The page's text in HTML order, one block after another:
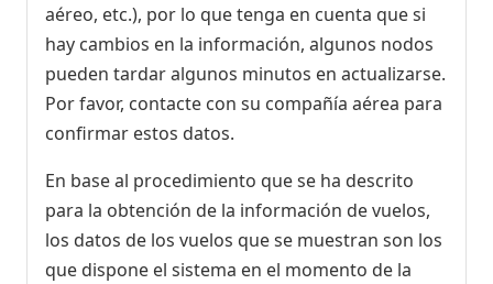
aéreo, etc.), por lo que tenga en cuenta que si
hay cambios en la información, algunos nodos
pueden tardar algunos minutos en actualizarse.
Por favor, contacte con su compañía aérea para
confirmar estos datos.
En base al procedimiento que se ha descrito
para la obtención de la información de vuelos,
los datos de los vuelos que se muestran son los
que dispone el sistema en el momento de la